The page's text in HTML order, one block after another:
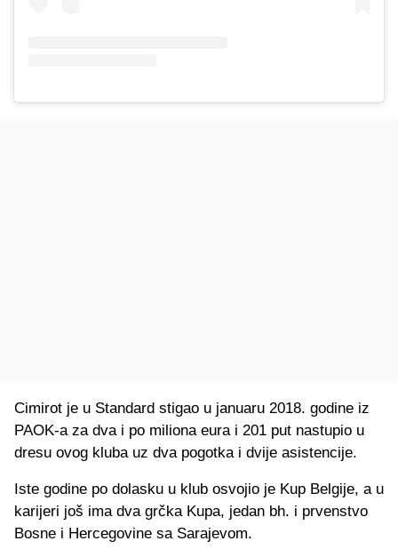
Cimirot je u Standard stigao u januaru 2018. godine iz
PAOK-a za dva i po miliona eura i 201 put nastupio u
dresu ovog kluba uz dva pogotka i dvije asistencije.
Iste godine po dolasku u klub osvojio je Kup Belgije, a u
karijeri još ima dva grčka Kupa, jedan bh. i prvenstvo
Bosne i Hercegovine sa Sarajevom.